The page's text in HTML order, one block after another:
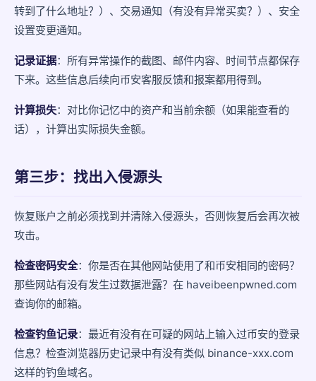
转到了什么地址？）、交易通知（有没有异常买卖？）、安全
设置变更通知。
记录证据：所有异常操作的截图、邮件内容、时间节点都保存
下来。这些信息后续向币安客服反馈和报案都用得到。
计算损失：对比你记忆中的资产和当前余额（如果能查看的
话），计算出实际损失金额。
第三步：找出入侵源头
恢复账户之前必须找到并清除入侵源头，否则恢复后会再次被
攻击。
检查密码安全：你是否在其他网站使用了和币安相同的密码？
那些网站有没有发生过数据泄露？在 haveibeenpwned.com
查询你的邮箱。
检查钓鱼记录：最近有没有在可疑的网站上输入过币安的登录
信息？检查浏览器历史记录中有没有类似 binance-xxx.com
这样的钓鱼域名。